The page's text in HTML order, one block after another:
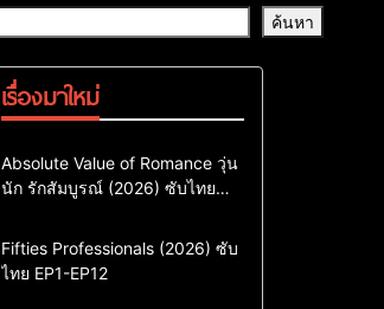
ค้นหา
เรื่องมาใหม่
Comedy Drama
ซีรี่ย์เกาหลี
ซีรี่ย์เกาหลีซับไทย
Absolute Value of Romance วุ่น
นัก รักสัมบูรณ์ (2026) ซับไทย
Action & Adventure
Comedy
Drama
ซีรี่ย์เกาหลี
Fifties Professionals (2026) ซับ
ไทย EP1-EP12